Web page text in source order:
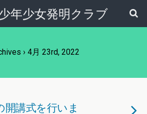
年少女発明クラブ
› 4月 23rd, 2022
開講式を行いま